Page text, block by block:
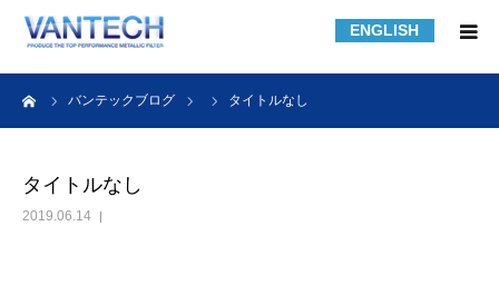
ENGLISH
バンテックブログ タイトルなし
タイトルなし
2019.06.14
HOME
フィルターの知識